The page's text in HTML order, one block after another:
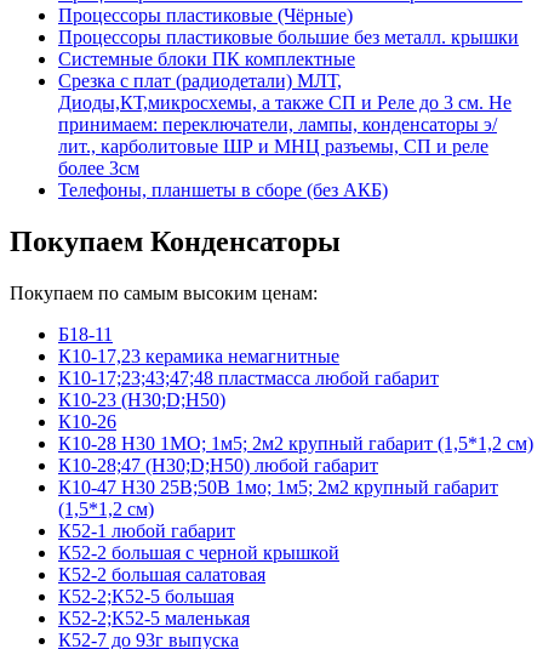
Процессоры пластиковые (Чёрные)
Процессоры пластиковые большие без металл. крышки
Системные блоки ПК комплектные
Срезка с плат (радиодетали) МЛТ,
Диоды,КТ,микросхемы, а также СП и Реле до 3 см. Не
принимаем: переключатели, лампы, конденсаторы э/
лит., карболитовые ШР и МНЦ разъемы, СП и реле
более 3см
Телефоны, планшеты в сборе (без АКБ)
Покупаем Конденсаторы
Покупаем по самым высоким ценам:
Б18-11
К10-17,23 керамика немагнитные
К10-17;23;43;47;48 пластмасса любой габарит
К10-23 (Н30;D;Н50)
К10-26
К10-28 Н30 1МО; 1м5; 2м2 крупный габарит (1,5*1,2 см)
К10-28;47 (Н30;D;Н50) любой габарит
К10-47 Н30 25В;50В 1мо; 1м5; 2м2 крупный габарит
(1,5*1,2 см)
К52-1 любой габарит
К52-2 большая с черной крышкой
К52-2 большая салатовая
К52-2;К52-5 большая
К52-2;К52-5 маленькая
К52-7 до 93г выпуска